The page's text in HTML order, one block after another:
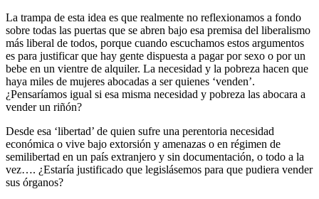
La trampa de esta idea es que realmente no reflexionamos a fondo
sobre todas las puertas que se abren bajo esa premisa del liberalismo
más liberal de todos, porque cuando escuchamos estos argumentos
es para justificar que hay gente dispuesta a pagar por sexo o por un
bebe en un vientre de alquiler. La necesidad y la pobreza hacen que
haya miles de mujeres abocadas a ser quienes ‘venden’.
¿Pensaríamos igual si esa misma necesidad y pobreza las abocara a
vender un riñón?
Desde esa ‘libertad’ de quien sufre una perentoria necesidad
económica o vive bajo extorsión y amenazas o en régimen de
semilibertad en un país extranjero y sin documentación, o todo a la
vez…. ¿Estaría justificado que legislásemos para que pudiera vender
sus órganos?